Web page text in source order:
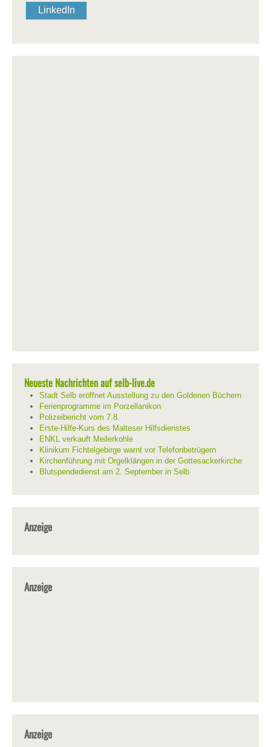
LinkedIn
Neueste Nachrichten auf selb-live.de
Stadt Selb eröffnet Ausstellung zu den Goldenen Büchern
Ferienprogramme im Porzellanikon
Polizeibericht vom 7.8.
Erste-Hilfe-Kurs des Malteser Hilfsdienstes
ENKL verkauft Meilerkohle
Klinikum Fichtelgebirge warnt vor Telefonbetrügern
Kirchenführung mit Orgelklängen in der Gottesackerkirche
Blutspendedienst am 2. September in Selb
Anzeige
Anzeige
Anzeige